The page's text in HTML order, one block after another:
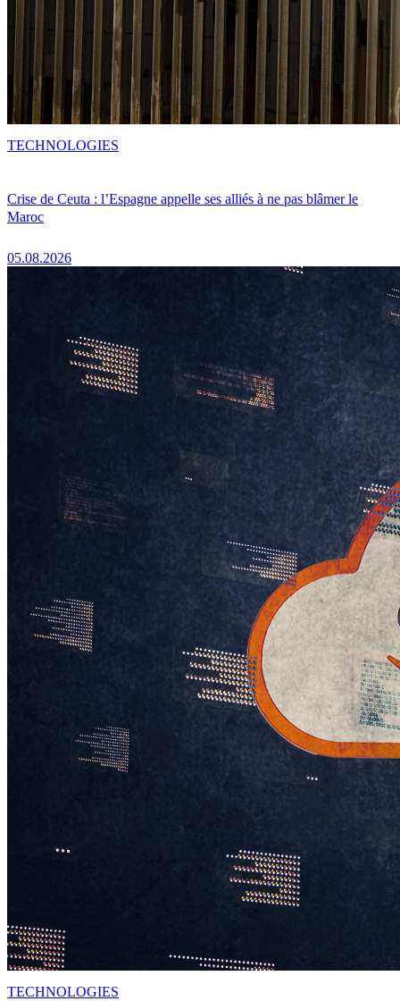
Crise de Ceuta : l’Espagne appelle ses alliés à ne pas blâmer le
Maroc
05.08.2026
TECHNOLOGIES
TECHNOLOGIES